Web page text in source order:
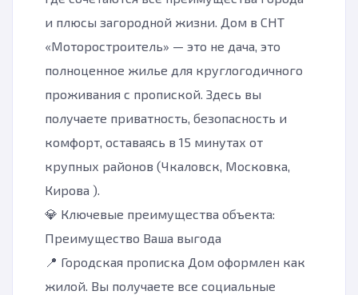
и плюсы загородной жизни. Дом в СНТ
«Моторостроитель» — это не дача, это
полноценное жилье для круглогодичного
проживания с пропиской. Здесь вы
получаете приватность, безопасность и
комфорт, оставаясь в 15 минутах от
крупных районов (Чкаловск, Московка,
Кирова ).
💎 Ключевые преимущества объекта:
Преимущество Ваша выгода
📍 Городская прописка Дом оформлен как
жилой. Вы получаете все социальные